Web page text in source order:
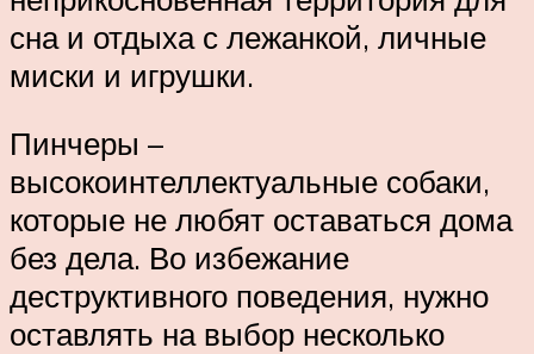
сна и отдыха с лежанкой, личные
миски и игрушки.
Пинчеры –
высокоинтеллектуальные собаки,
которые не любят оставаться дома
без дела. Во избежание
деструктивного поведения, нужно
оставлять на выбор несколько